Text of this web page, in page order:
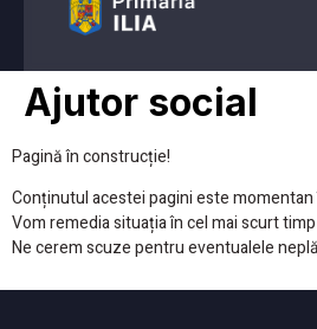
Ajutor social
Pagină în construcție!
Conținutul acestei pagini este momentan
Vom remedia situația în cel mai scurt
Ne cerem scuze pentru eventualele